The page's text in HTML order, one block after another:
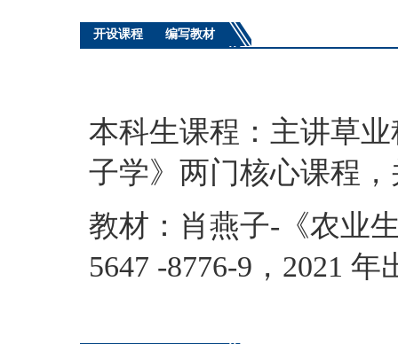
开设课程 编写教材
本科生课程：主讲草
子学》两门核心课程
教材：肖燕子-《农业
5647 -8776-9，2021 年